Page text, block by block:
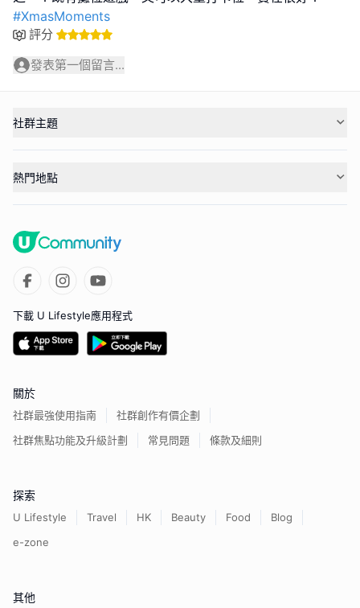
#XmasMoments
評分
發表第一個留言...
社群主題
熱門地點
下載 U Lifestyle應用程式
關於
社群最強使用指南
社群創作有價企劃
社群焦點功能及升級計劃
常見問題 條款及細則
探索
U Lifestyle Travel HK Beauty Food
Blog
e-zone
其他